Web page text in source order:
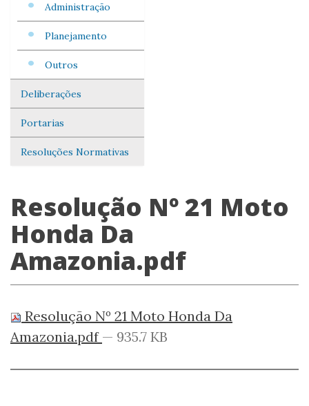
Administração
Planejamento
Outros
Deliberações
Portarias
Resoluções Normativas
Resolução Nº 21 Moto
Honda Da
Amazonia.pdf
Resolução Nº 21 Moto Honda Da
Amazonia.pdf — 935.7 KB